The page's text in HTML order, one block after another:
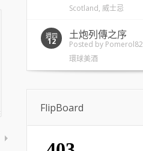
Scotland, 威士忌
週四
12
土炮列傳之序
Posted by Pomerol82
環球美酒
FlipBoard